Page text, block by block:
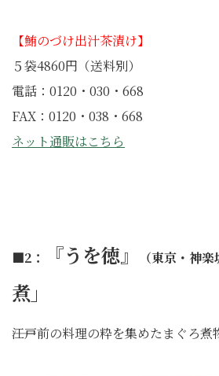
【鮪のづけ出汁茶漬け】
５袋4860円（送料別）
電話：0120・030・668
FAX：0120・038・668
ネット通販はこちら
■2： 『うを徳』 （東京・神楽
煮」
――江戸前の料理の粋を集めたまぐろ煮